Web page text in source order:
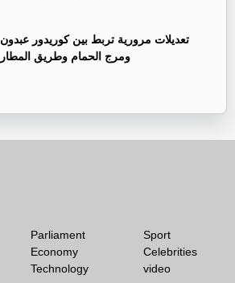
تعديلات مرورية تربط بين كوريدور عبدون
ومرج الحمام وطريق المطار
Parliament
Economy
Technology
Sport
Celebrities
video